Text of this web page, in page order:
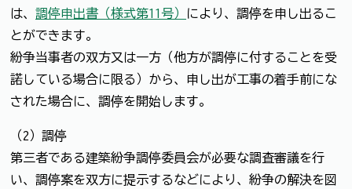
は、 調停申出書（様式第11号）
により、調停を申し出るこ
とができます。
紛争当事者の双方又は一方（他方が調停に付することを受
諾している場合に限る）から、申し出が工事の着手前にな
された場合に、調停を開始します。
（2）調停
第三者である建築紛争調停委員会が必要な調査審議を行
い、調停案を双方に提示するなどにより、紛争の解決を図